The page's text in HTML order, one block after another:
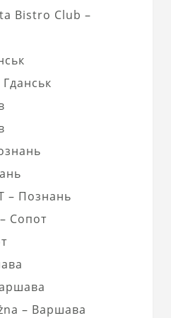
Bistro Club –
– Познань
Сопот
– Варшава